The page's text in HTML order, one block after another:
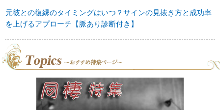
元彼との復縁のタイミングはいつ？サインの見抜き方と成功率
を上げるアプローチ【脈あり診断付き】